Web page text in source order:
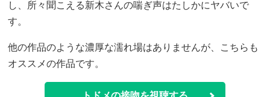
し、所々聞こえる新木さんの喘ぎ声はたしかにヤバいで
す。
他の作品のような濃厚な濡れ場はありませんが、こちらも
オススメの作品です。